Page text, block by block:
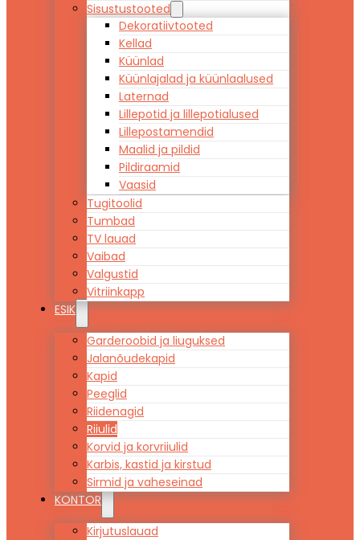
Sisustustooted
Dekoratiivtooted
Kellad
Küünlad
Küünlajalad ja küünlaalused
Laternad
Lillepotid ja lillepotialused
Lillepostamendid
Maalid ja pildid
Pildiraamid
Vaasid
Tugitoolid
Tumbad
TV lauad
Vaibad
Valgustid
Vitriinkapp
ESIK
Garderoobid ja liuguksed
Jalanõudekapid
Kapid
Peeglid
Riidenagid
Riiulid
Korvid ja korvriiulid
Karbis, kastid ja kirstud
Sirmid ja vaheseinad
KONTOR
Kirjutuslauad